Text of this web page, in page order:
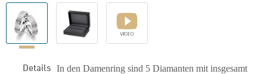
Details In den Damenring sind 5 Diamanten mit insgesamt